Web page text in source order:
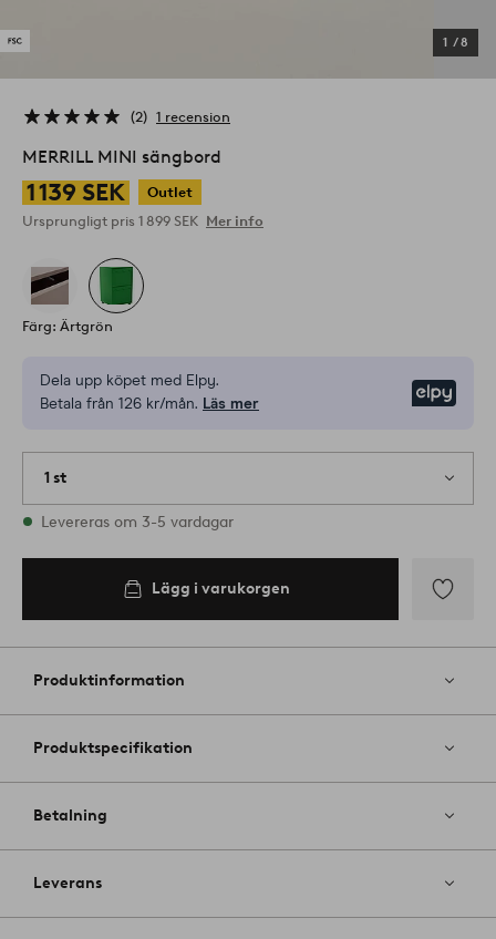
1 /8
2 1 recension
MERRILL MINI sängbord
1 139 SEK
Outlet
Ursprungligt pris 1 899 SEK Mer info
Färg: Ärtgrön
Dela upp köpet med Elpy.
Betala från 126 kr/mån. Läs mer
1 st
I lager
Levereras om 3-5 vardagar
Lägg i varukorgen
till
favoriter
Produktinformation
Produktspecifikation
Betalning
Leverans